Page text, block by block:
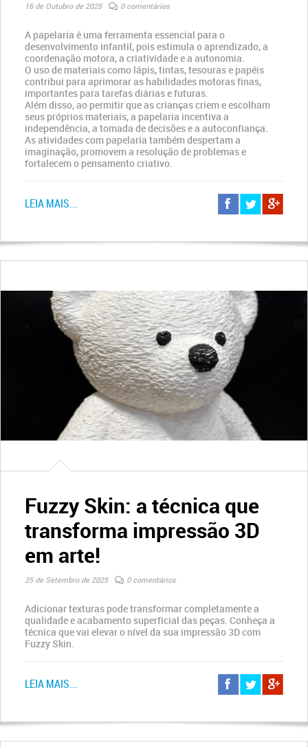
16 de Outubro de 2025 0 comentários
A papelaria é uma ferramenta essencial para o
desenvolvimento infantil, pois estimula o aprendizado, a
coordenação motora, a criatividade e a autonomia.
O uso de materiais como lápis, tintas, tesouras e papéis
contribui para aprimorar as habilidades motoras finas,
importantes para tarefas diárias e futuras.
Além disso, ao permitir que as crianças criem e escolham
seus próprios materiais, a papelaria incentiva a
independência, a tomada de decisões e a autoconfiança.
As atividades com papelaria também despertam a
imaginação, promovem a resolução de problemas e
fortalecem o pensamento criativo.
LEIA MAIS...
Fuzzy Skin: a técnica que
transforma impressão 3D
em arte!
25 de Setembro de 2025 0 comentários
Adicionar texturas pode transformar completamente a
qualidade e acabamento superficial das peças. Conheça a
técnica que vai elevar o nível da sua impressão 3D com
Fuzzy Skin.
LEIA MAIS...